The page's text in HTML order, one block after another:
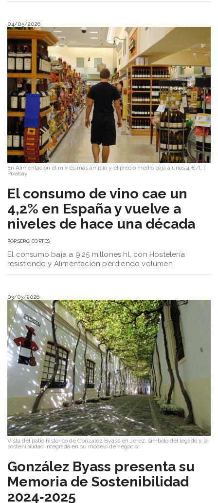
04/05/2026
En Alimentación el mix es más amplio y el precio medio baja a unos 4 €/l.
Pixabay
El consumo de vino cae un
4,2% en España y vuelve a
niveles de hace una década
PORSERGI CORTÉS
El consumo baja a 9,25 millones hl, con Hostelería
resistiendo y Alimentación perdiendo volumen
03/03/2026
Vista del patio histórico de González Byass en Jerez, símbolo del legado y la
sostenibilidad integrada en su modelo de negocio.
​González Byass presenta su
Memoria de Sostenibilidad
2024‑2025